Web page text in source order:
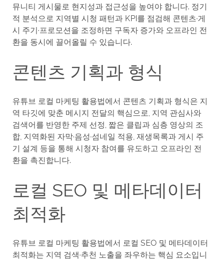
뮤니티 게시물로 현지성과 접근성을 높여야 합니다. 정기
적 분석으로 지역별 시청 패턴과 KPI를 점검해 콘텐츠·게
시 주기·프로모션을 조정하면 구독자 증가와 오프라인 전
환을 동시에 끌어올릴 수 있습니다.
콘텐츠 기획과 형식
유튜브 로컬 마케팅 활용법에서 콘텐츠 기획과 형식은 지
역 타깃에 맞춘 메시지 전달의 핵심으로, 지역 관심사와
검색어를 반영한 주제 선정, 짧은 클립과 심층 영상의 조
합, 지역화된 자막·음성·섬네일 적용, 재생목록과 게시 주
기 설계 등을 통해 시청자 참여를 유도하고 오프라인 전
환을 촉진합니다.
로컬 SEO 및 메타데이터
최적화
유튜브 로컬 마케팅 활용법에서 로컬 SEO 및 메타데이터
최적화는 지역 검색·추천 노출을 좌우하는 핵심 요소입니